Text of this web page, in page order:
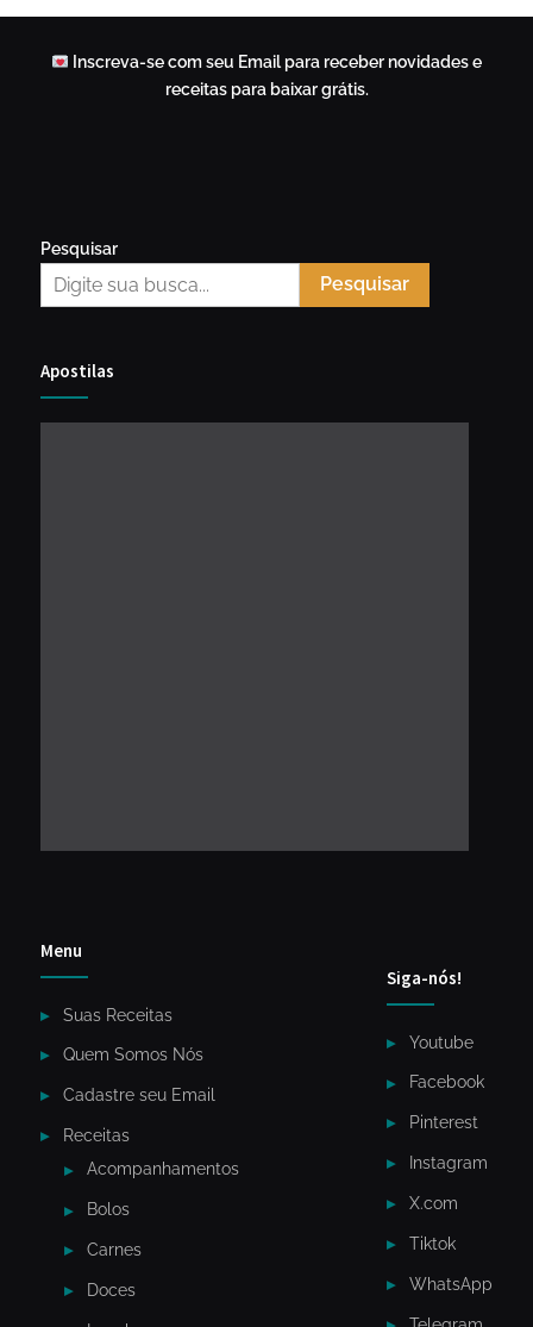
Inscreva-se com seu Email para receber novidades e
receitas para baixar grátis.
Pesquisar
Pesquisar
Apostilas
Menu
Suas Receitas
Quem Somos Nós
Cadastre seu Email
Receitas
Acompanhamentos
Bolos
Carnes
Doces
Siga-nós!
Youtube
Facebook
Pinterest
Instagram
X.com
Tiktok
WhatsApp